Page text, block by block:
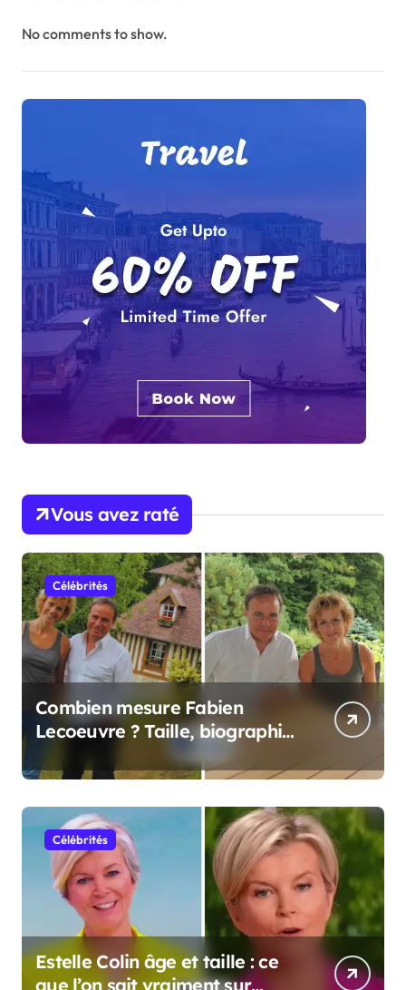
No comments to show.
Vous avez raté
Célébrités
Combien mesure Fabien
Lecoeuvre ? Taille, biographie
et informations complètes
Célébrités
Estelle Colin âge et taille : ce
que l’on sait vraiment sur